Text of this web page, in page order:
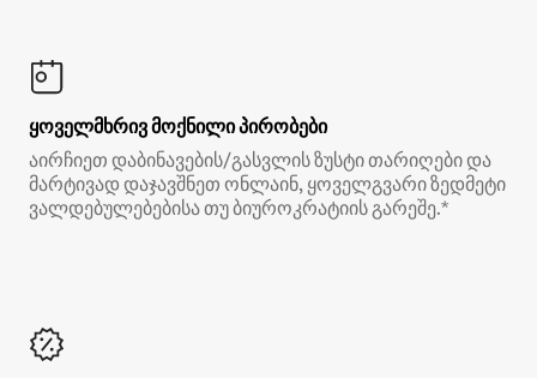
ყოველმხრივ მოქნილი პირობები
აირჩიეთ დაბინავების/გასვლის ზუსტი თარიღები და
მარტივად დაჯავშნეთ ონლაინ, ყოველგვარი ზედმეტი
ვალდებულებებისა თუ ბიუროკრატიის გარეშე.*